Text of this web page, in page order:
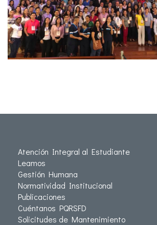
Atención Integral al Estudiante
Leamos
Gestión Humana
Normatividad Institucional
Publicaciones
Cuéntanos PQRSFD
Solicitudes de Mantenimiento